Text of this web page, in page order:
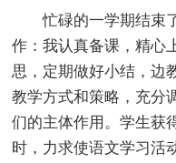
忙碌的一学期结束了
作：我认真备课，精心
思，定期做好小结，边
教学方式和策略，充分
们的主体作用。学生获
时，力求使语文学习活